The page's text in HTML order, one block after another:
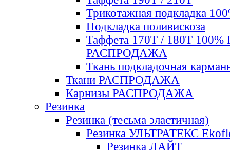
Трикотажная подкладка
Подкладка поливискоза
Таффета 170Т / 180Т 100%
РАСПРОДАЖА
Ткань подкладочная
Ткани РАСПРОДАЖА
Карнизы РАСПРОДАЖА
Резинка
Резинка (тесьма эластичная)
Резинка УЛЬТРАТЕКС
Резинка ЛАЙТ